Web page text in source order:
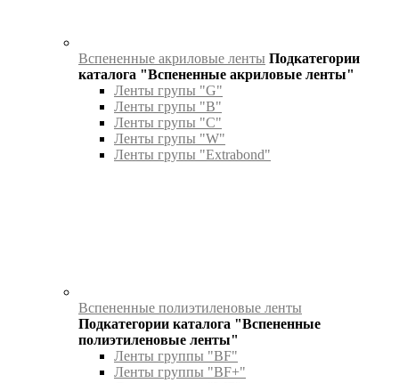
Вспененные акриловые ленты Подкатегории
каталога "Вспененные акриловые ленты"
Ленты групы "G"
Ленты групы "B"
Ленты групы "C"
Ленты групы "W"
Ленты групы "Extrabond"
Вспененные полиэтиленовые ленты
Подкатегории каталога "Вспененные
полиэтиленовые ленты"
Ленты группы "BF"
Ленты группы "BF+"